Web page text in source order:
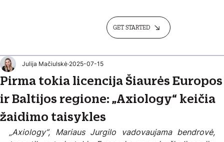
GET STARTED
Pirma tokia licencija Šiaurės Europos
ir Baltijos regione: „Axiology“ keičia
žaidimo taisykles
Julija Mačiulskė 2025-07-15
„Axiology“, Mariaus Jurgilo vadovaujama bendrovė,